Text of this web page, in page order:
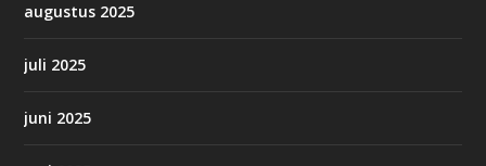
augustus 2025
juli 2025
juni 2025